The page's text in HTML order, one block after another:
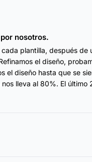
nosotros.
plantilla, después de
el diseño,
el diseño hasta que se
lleva al 80%. El último